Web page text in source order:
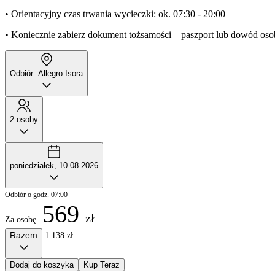
• Orientacyjny czas trwania wycieczki: ok. 07:30 - 20:00
• Koniecznie zabierz dokument tożsamości – paszport lub dowód
Odbiór: Allegro Isora
2 osoby
poniedziałek, 10.08.2026
Odbiór o godz. 07:00
Za osobę 569 zł
Razem 1 138 zł
Dodaj do koszyka Kup Teraz